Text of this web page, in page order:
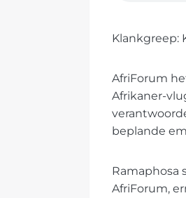
Klankgreep:
AfriForum
Afrikaner-
beplande
Ramaphosa
AfriForum,